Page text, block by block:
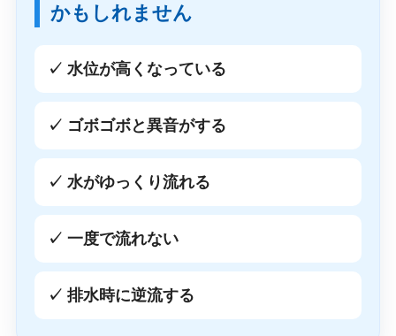
かもしれません
✓ 水位が高くなっている
✓ ゴボゴボと異音がする
✓ 水がゆっくり流れる
✓ 一度で流れない
✓ 排水時に逆流する